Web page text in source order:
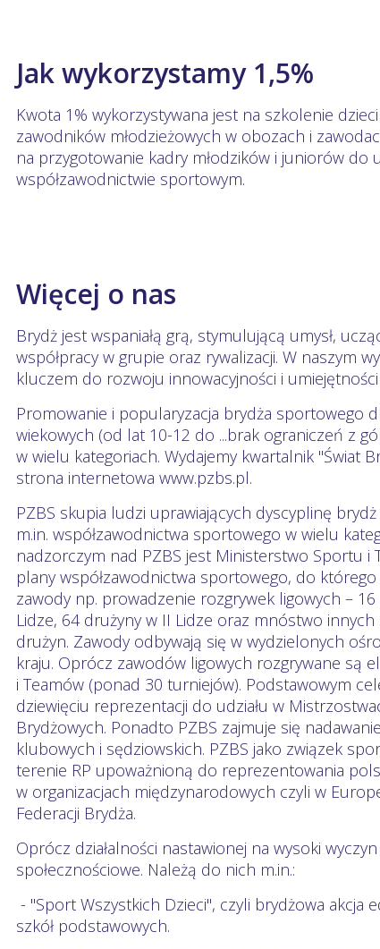
Jak wykorzystamy 1,5%
Kwota 1% wykorzystywana jest na szkolenie
zawodników młodzieżowych w obozach i
na przygotowanie kadry młodzików i juniorów
współzawodnictwie sportowym.
Więcej o nas
Brydż jest wspaniałą grą, stymulującą umysł,
współpracy w grupie oraz rywalizacji. W naszym
kluczem do rozwoju innowacyjności i
Promowanie i popularyzacja brydża sportowego
wiekowych (od lat 10-12 do ...brak ograniczeń z
w wielu kategoriach. Wydajemy kwartalnik "Świat
strona internetowa www.pzbs.pl.
PZBS skupia ludzi uprawiających dyscyplinę
m.in. współzawodnictwa sportowego w wielu
nadzorczym nad PZBS jest Ministerstwo Sportu i
plany współzawodnictwa sportowego, do
zawody np. prowadzenie rozgrywek ligowych –
Lidze, 64 drużyny w II Lidze oraz mnóstwo
drużyn. Zawody odbywają się w wydzielonych
kraju. Oprócz zawodów ligowych rozgrywane są
i Teamów (ponad 30 turniejów). Podstawowym
dziewięciu reprezentacji do udziału w
Brydżowych. Ponadto PZBS zajmuje się
klubowych i sędziowskich. PZBS jako związek
terenie RP upoważnioną do reprezentowania
w organizacjach międzynarodowych czyli w
Federacji Brydża.
Oprócz działalności nastawionej na wysoki
społecznościowe. Należą do nich m.in.:
- "Sport Wszystkich Dzieci", czyli brydżowa akcja
szkół podstawowych.